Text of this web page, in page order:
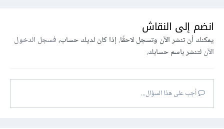
انضم إلى النقاش
يمكنك أن تنشر الآن وتسجل لاحقًا. إذا كان لديك حساب،فسجل الدخول
الآنلتنشر باسم حسابك.
أجب على هذا السؤال...